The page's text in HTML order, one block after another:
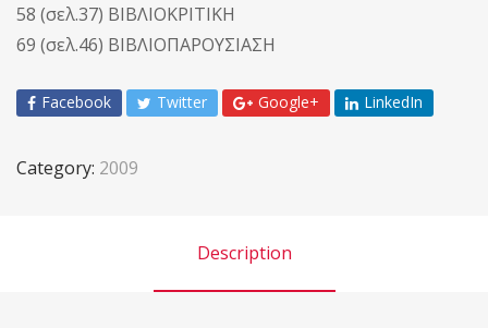
58 (σελ.37) ΒΙΒΛΙΟΚΡΙΤΙΚΗ
69 (σελ.46) ΒΙΒΛΙΟΠΑΡΟΥΣΙΑΣΗ
Facebook Twitter Google+ LinkedIn
Category: 2009
Description